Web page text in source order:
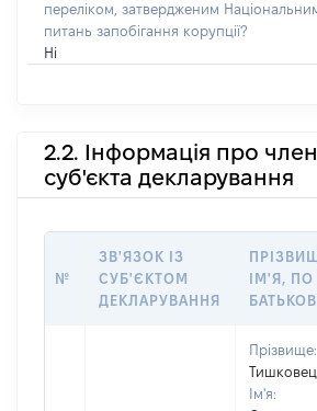
переліком, затвердженим
питань запобігання корупції?
Ні
2.2. Інформація про
суб'єкта декларування
№
ЗВ'ЯЗОК ІЗ
СУБ'ЄКТОМ
ДЕКЛАРУВАННЯ
ІМ'Я, ПО
БАТЬКОВІ
Прізвище:
Ім'я: